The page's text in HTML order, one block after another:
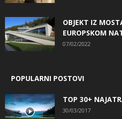
OBJEKT IZ
EUROPSKOM
07/02/2022
POPULARNI POSTOVI
TOP 30+
30/03/2017